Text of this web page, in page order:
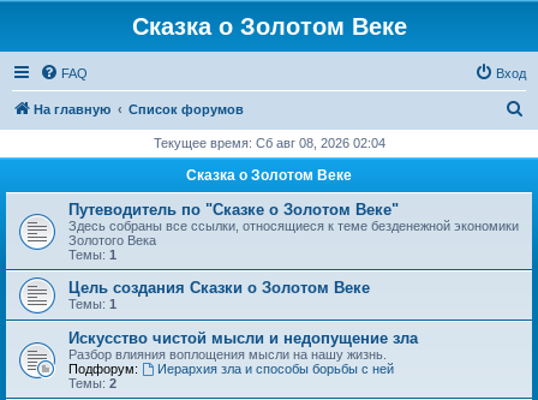
Сказка о Золотом Веке
FAQ Вход
На главную Список форумов
с
Текущее время: Сб авг 08, 2026 02:04
Сказка о Золотом Веке
Путеводитель по "Сказке о Золотом Веке"
Здесь собраны все ссылки, относящиеся к теме безденежной экономики
Золотого Века
Темы: 1
Цель создания Сказки о Золотом Веке
Темы: 1
Искусство чистой мысли и недопущение зла
Разбор влияния воплощения мысли на нашу жизнь.
Подфорум:
Иерархия зла и способы борьбы с ней
Темы: 2